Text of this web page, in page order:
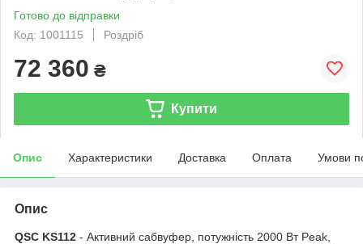
Готово до відправки
Код: 1001115
Роздріб
72 360 ₴
Купити
Опис Характеристики Доставка Оплата Умови
Опис
QSC KS112 - Активний сабвуфер, потужність 2000 Вт Peak,